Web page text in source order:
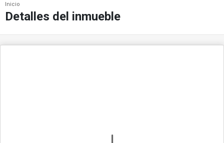
Inicio
Detalles del inmueble